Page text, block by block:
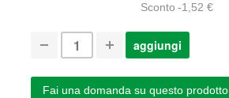
Sconto -1,52 €
Fai una domanda su questo prodotto